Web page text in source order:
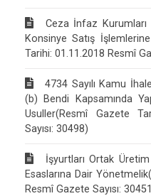
Ceza İnfaz
Konsinye Satış
Tarihi: 01.11.2018 Resmî
4734 Sayılı Kamu
(b) Bendi Kapsamında
Usuller(Resmî Gazete
Sayısı: 30498)
İşyurtları Ortak
Esaslarına Dair
Resmî Gazete Sayısı: